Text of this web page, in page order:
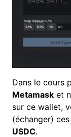
Dans le cours
Metamask et
sur ce wallet,
(échanger) ces
USDC.